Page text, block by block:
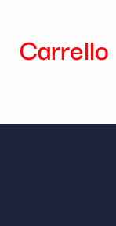
Carrello